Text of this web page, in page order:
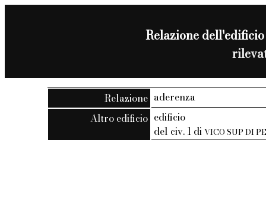
Relazione
Relazione aderenza
Altro edificio edificio
del civ. 1 diVICO SUP DI